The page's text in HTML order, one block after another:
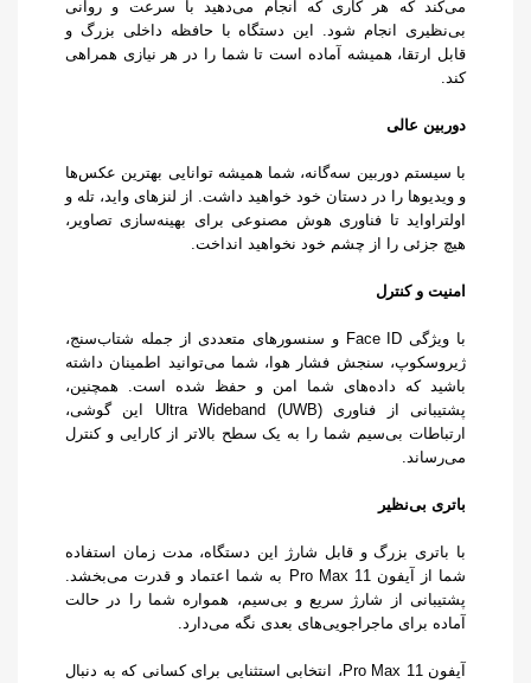
می‌کند که هر کاری که انجام می‌دهید با سرعت و روانی
بی‌نظیری انجام شود. این دستگاه با حافظه داخلی بزرگ و
قابل ارتقا، همیشه آماده است تا شما را در هر نیازی همراهی
کند.
دوربین عالی
با سیستم دوربین سه‌گانه، شما همیشه توانایی بهترین عکس‌ها
و ویدیوها را در دستان خود خواهید داشت. از لنزهای واید، تله و
اولتراواید تا فناوری هوش مصنوعی برای بهینه‌سازی تصاویر،
هیچ جزئی را از چشم خود نخواهید انداخت.
امنیت و کنترل
با ویژگی Face ID و سنسورهای متعددی از جمله شتاب‌سنج،
ژیروسکوپ، سنجش فشار هوا، شما می‌توانید اطمینان داشته
باشید که داده‌های شما امن و حفظ شده است. همچنین،
پشتیبانی از فناوری Ultra Wideband (UWB) این گوشی،
ارتباطات بی‌سیم شما را به یک سطح بالاتر از کارایی و کنترل
می‌رساند.
باتری بی‌نظیر
با باتری بزرگ و قابل شارژ این دستگاه، مدت زمان استفاده
شما از آیفون 11 Pro Max به شما اعتماد و قدرت می‌بخشد.
پشتیبانی از شارژ سریع و بی‌سیم، همواره شما را در حالت
آماده برای ماجراجویی‌های بعدی نگه می‌دارد.
آیفون 11 Pro Max، انتخابی استثنایی برای کسانی که به دنبال